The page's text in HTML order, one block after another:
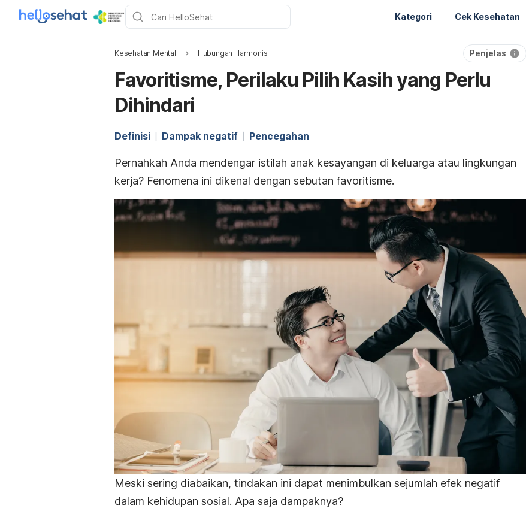
Kategori Cek Kesehatan
Kesehatan Mental Hubungan Harmonis Penjelas
Favoritisme, Perilaku Pilih Kasih yang Perlu
Dihindari
Definisi Dampak negatif Pencegahan
Pernahkah Anda mendengar istilah anak kesayangan di keluarga atau lingkungan
kerja? Fenomena ini dikenal dengan sebutan favoritisme.
Meski sering diabaikan, tindakan ini dapat menimbulkan sejumlah efek negatif
dalam kehidupan sosial. Apa saja dampaknya?